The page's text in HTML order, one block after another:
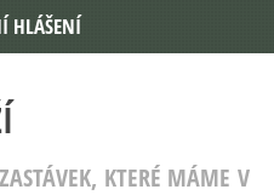
KTERÉ MÁME V
HLÁŠENÍ